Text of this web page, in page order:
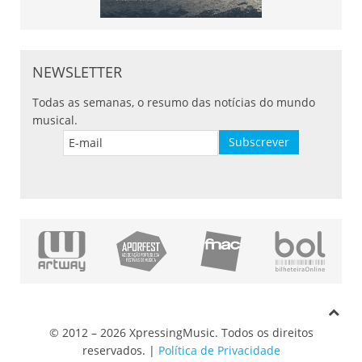
NEWSLETTER
Todas as semanas, o resumo das notícias do mundo
musical.
© 2012 – 2026 XpressingMusic. Todos os direitos
reservados. | Política de Privacidade